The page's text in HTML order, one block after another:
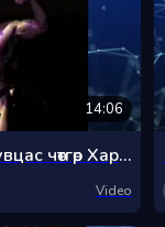
14:06
1998 Бие бурхан хувцас чөтгөр Хар ирвэс клубын шоу 1-р хэсэг
Video